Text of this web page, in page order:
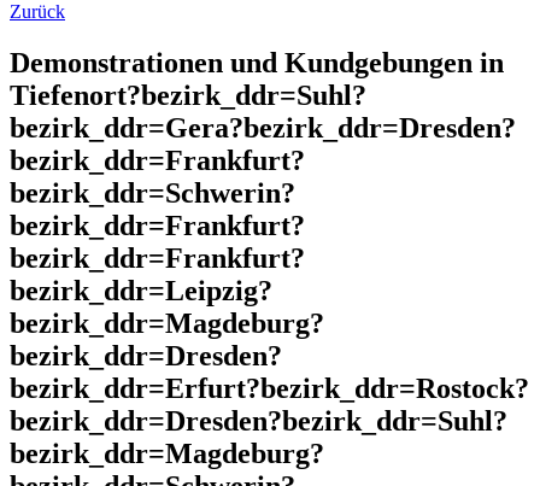
Zurück
Demonstrationen und Kundgebungen in
Tiefenort?bezirk_ddr=Suhl?
bezirk_ddr=Gera?bezirk_ddr=Dresden?
bezirk_ddr=Frankfurt?
bezirk_ddr=Schwerin?
bezirk_ddr=Frankfurt?
bezirk_ddr=Frankfurt?
bezirk_ddr=Leipzig?
bezirk_ddr=Magdeburg?
bezirk_ddr=Dresden?
bezirk_ddr=Erfurt?bezirk_ddr=Rostock?
bezirk_ddr=Dresden?bezirk_ddr=Suhl?
bezirk_ddr=Magdeburg?